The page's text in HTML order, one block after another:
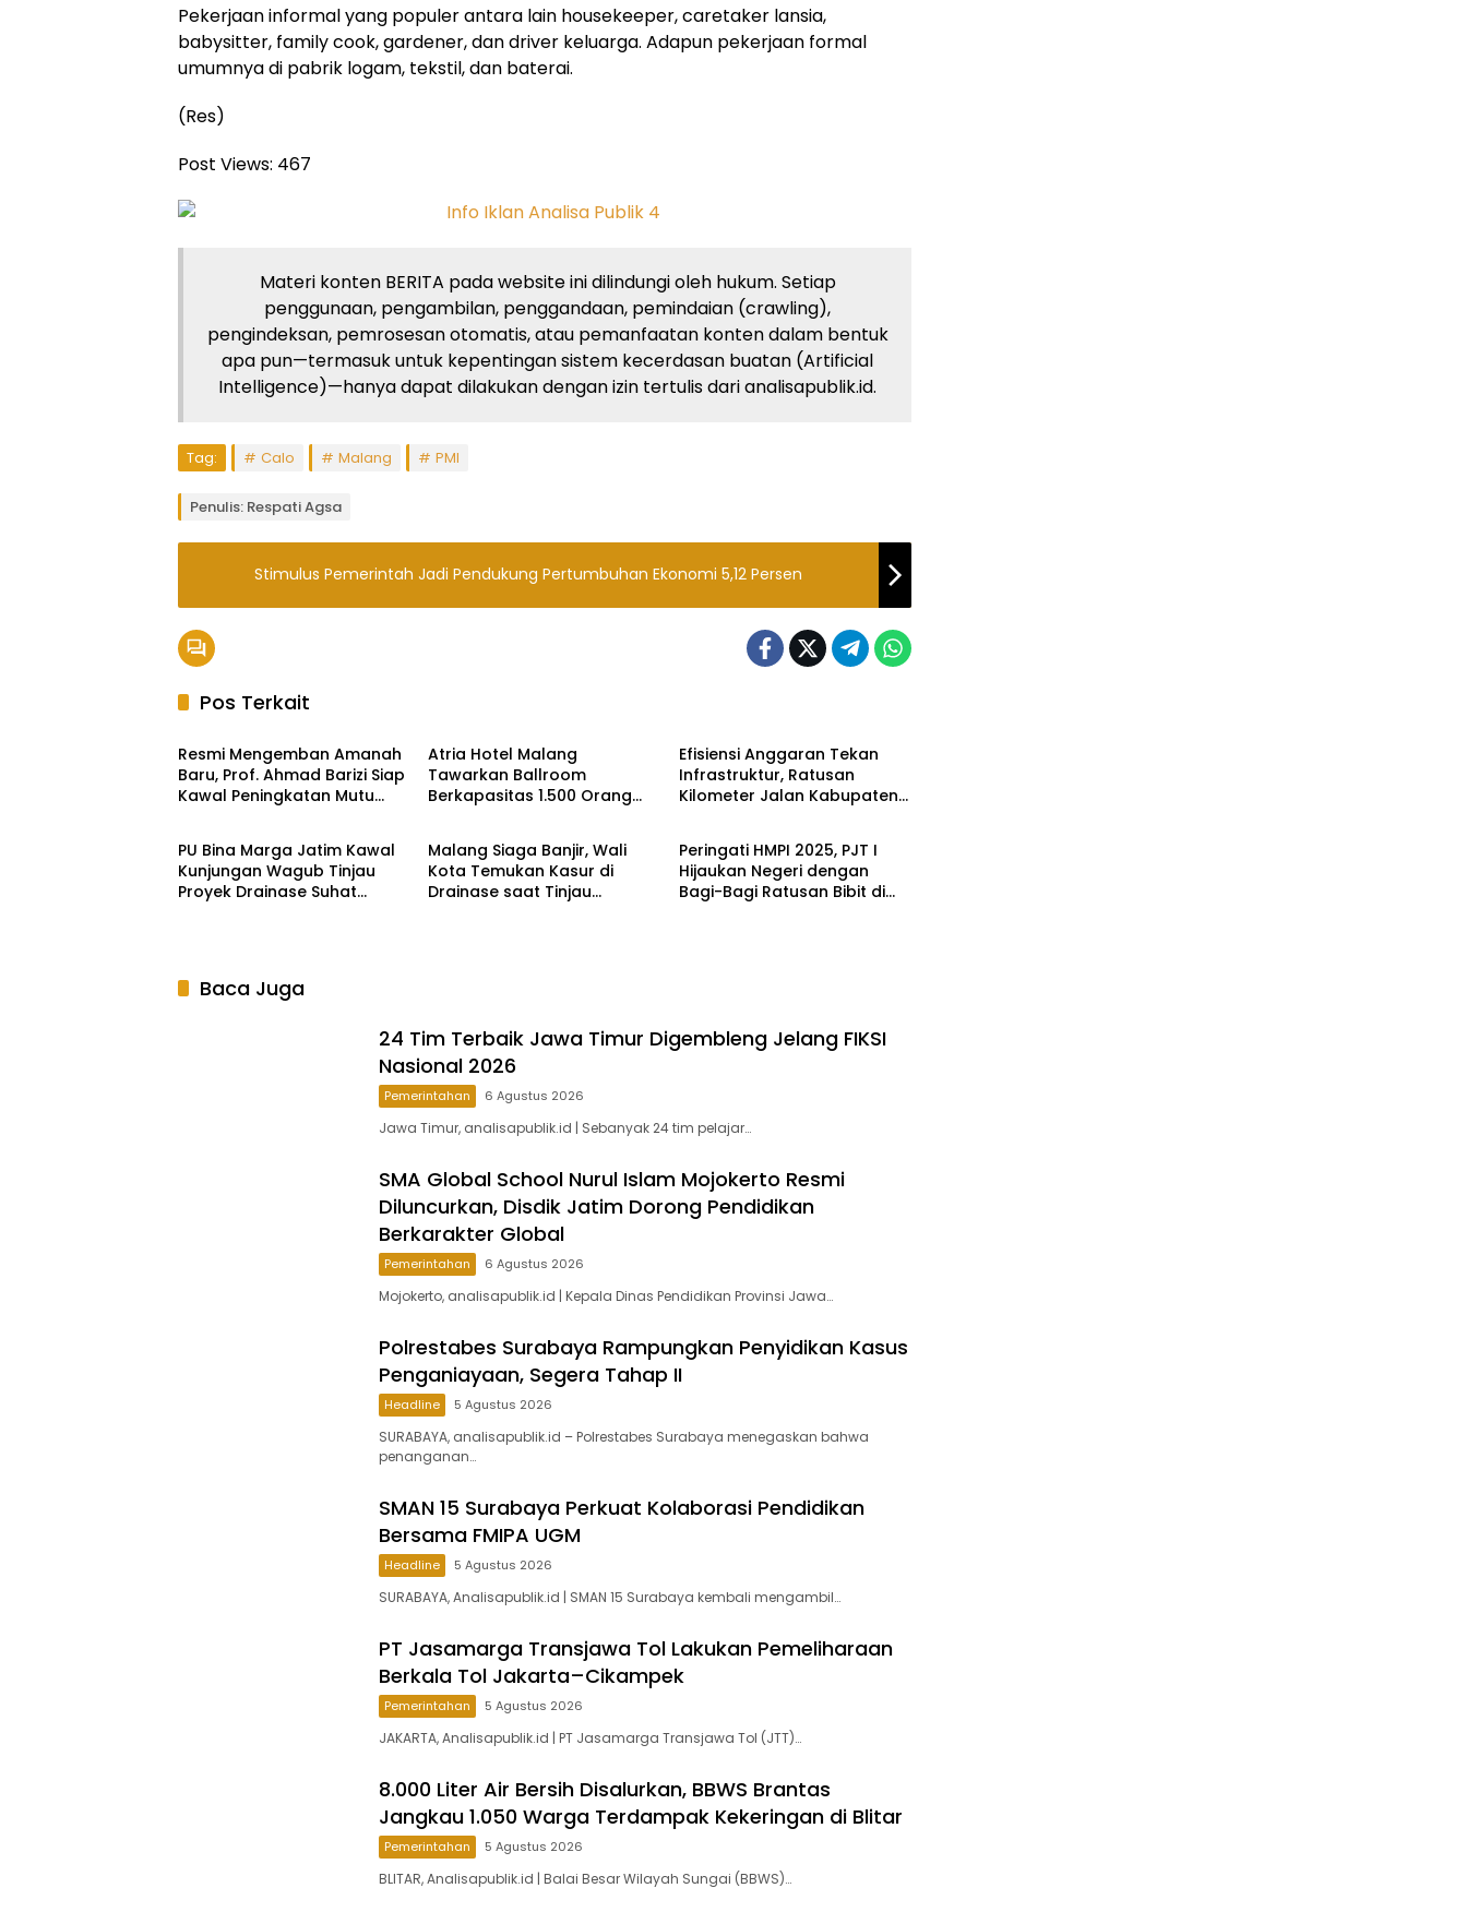
Pekerjaan informal yang populer antara lain housekeeper, caretaker lansia,
babysitter, family cook, gardener, dan driver keluarga. Adapun pekerjaan formal
umumnya di pabrik logam, tekstil, dan baterai.
(Res)
Post Views: 467
Materi konten BERITA pada website ini dilindungi oleh hukum. Setiap
penggunaan, pengambilan, penggandaan, pemindaian (crawling),
pengindeksan, pemrosesan otomatis, atau pemanfaatan konten dalam bentuk
apa pun—termasuk untuk kepentingan sistem kecerdasan buatan (Artificial
Intelligence)—hanya dapat dilakukan dengan izin tertulis dari analisapublik.id.
Tag: Calo Malang PMI
Penulis: Respati Agsa
Stimulus Pemerintah Jadi Pendukung Pertumbuhan Ekonomi 5,12 Persen
Pos Terkait
Pendidikan
Resmi Mengemban Amanah
Baru, Prof. Ahmad Barizi Siap
Kawal Peningkatan Mutu
Atria Hotel Malang
Tawarkan Ballroom
Berkapasitas 1.500 Orang
Efisiensi Anggaran Tekan
Infrastruktur, Ratusan
Kilometer Jalan Kabupaten
Headline
PU Bina Marga Jatim Kawal
Kunjungan Wagub Tinjau
Proyek Drainase Suhat
Headline
Malang Siaga Banjir, Wali
Kota Temukan Kasur di
Drainase saat Tinjau
Headline
Peringati HMPI 2025, PJT I
Hijaukan Negeri dengan
Bagi-Bagi Ratusan Bibit di
Baca Juga
24 Tim Terbaik Jawa Timur Digembleng Jelang FIKSI
Nasional 2026
Pemerintahan 6 Agustus 2026
Jawa Timur, analisapublik.id | Sebanyak 24 tim pelajar…
SMA Global School Nurul Islam Mojokerto Resmi
Diluncurkan, Disdik Jatim Dorong Pendidikan
Berkarakter Global
Pemerintahan 6 Agustus 2026
Mojokerto, analisapublik.id | Kepala Dinas Pendidikan Provinsi Jawa…
Polrestabes Surabaya Rampungkan Penyidikan Kasus
Penganiayaan, Segera Tahap II
Headline 5 Agustus 2026
SURABAYA, analisapublik.id – Polrestabes Surabaya menegaskan bahwa
penanganan…
SMAN 15 Surabaya Perkuat Kolaborasi Pendidikan
Bersama FMIPA UGM
Headline 5 Agustus 2026
SURABAYA, Analisapublik.id | SMAN 15 Surabaya kembali mengambil…
PT Jasamarga Transjawa Tol Lakukan Pemeliharaan
Berkala Tol Jakarta–Cikampek
Pemerintahan 5 Agustus 2026
JAKARTA, Analisapublik.id | PT Jasamarga Transjawa Tol (JTT)…
8.000 Liter Air Bersih Disalurkan, BBWS Brantas
Jangkau 1.050 Warga Terdampak Kekeringan di Blitar
Pemerintahan 5 Agustus 2026
BLITAR, Analisapublik.id | Balai Besar Wilayah Sungai (BBWS)…